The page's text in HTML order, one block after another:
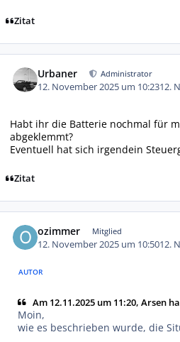
Zitat
Urbaner Administrator
12. November 2025 um 10:2312.
Habt ihr die Batterie nochmal für
abgeklemmt?
Eventuell hat sich irgendein
Zitat
ozimmer Mitglied
12. November 2025 um 10:5012.
AUTOR
Am 12.11.2025 um 11:20, Arsen
Moin,
wie es beschrieben wurde, die